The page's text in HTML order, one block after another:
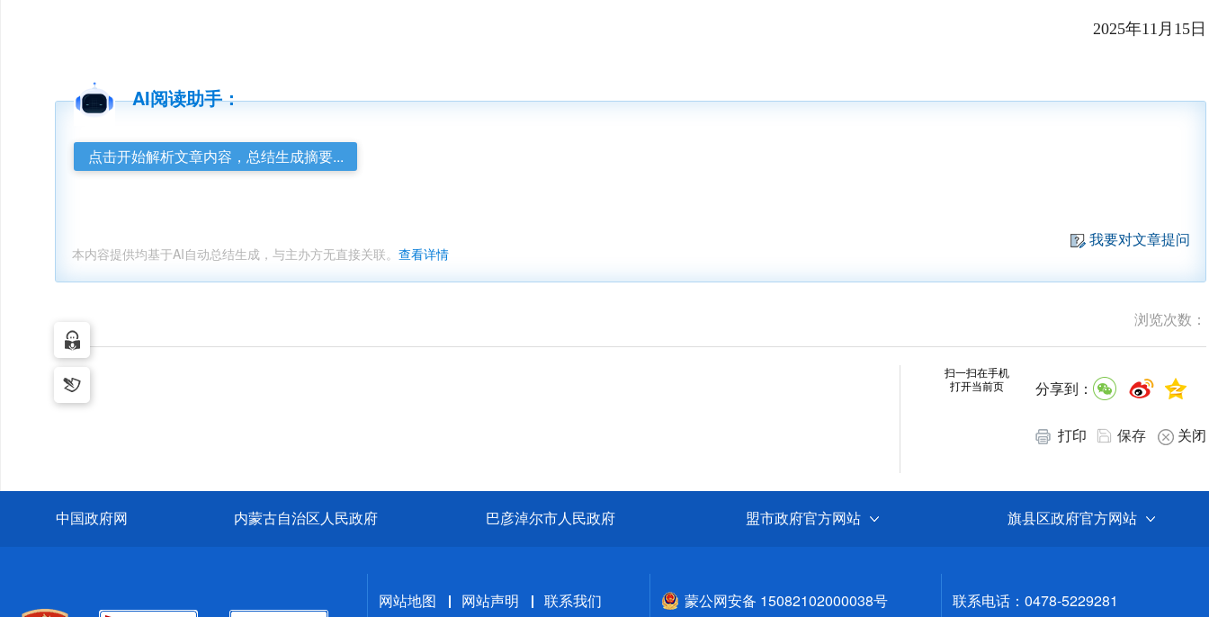
2025年11月15日
AI阅读助手：
点击开始解析文章内容，总结生成摘要...
我要对文章提问
本内容提供均基于AI自动总结生成，与主办方无直接关联。 查看详情
浏览次数：
扫一扫在手机
打开当前页
分享到：
打印 保存 关闭
中国政府网 内蒙古自治区人民政府 巴彦淖尔市人民政府 盟市政府官方网站 旗县区政府官方网站
网站地图 网站声明 联系我们 蒙公网安备 15082102000038号 联系电话：0478-5229281